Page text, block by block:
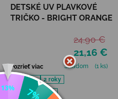
DETSKÉ UV PLAVKOVÉ
TRIČKO - BRIGHT ORANGE
21,16 €
24,90 €
Pozrieť viac Skladom
(1 ks)
10 rokov
2 roky
3 roky
4 roky